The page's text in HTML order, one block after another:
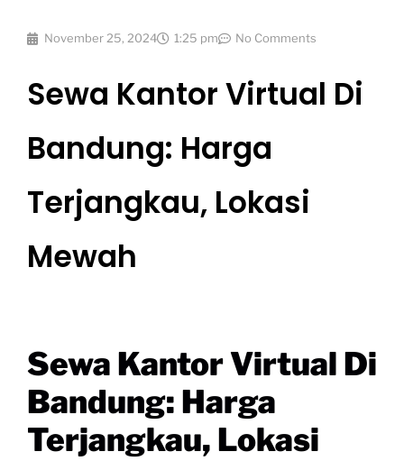
November 25, 2024 1:25 pm No Comments
Sewa Kantor Virtual Di
Bandung: Harga
Terjangkau, Lokasi
Mewah
Sewa Kantor Virtual Di
Bandung: Harga
Terjangkau, Lokasi